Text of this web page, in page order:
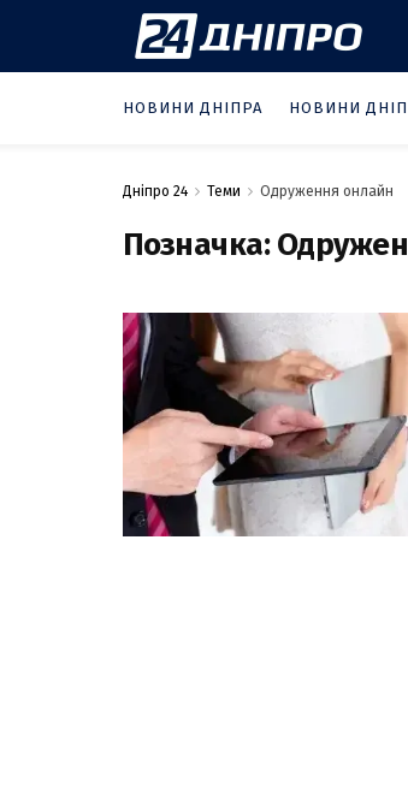
НОВИНИ ДНІПРА НОВИНИ
Дніпро 24 Теми Одруження онлайн
Позначка: